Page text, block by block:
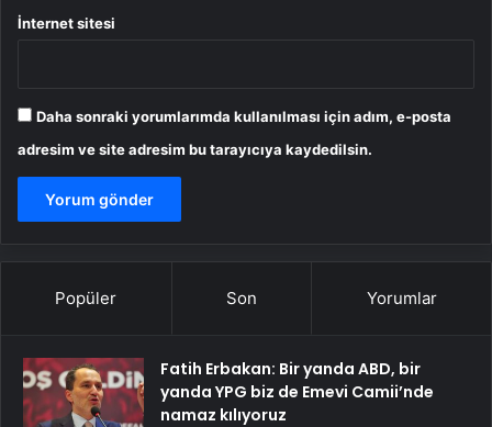
İnternet sitesi
Daha sonraki yorumlarımda kullanılması için adım, e-posta
adresim ve site adresim bu tarayıcıya kaydedilsin.
Popüler Son Yorumlar
Fatih Erbakan: Bir yanda ABD, bir
yanda YPG biz de Emevi Camii’nde
namaz kılıyoruz